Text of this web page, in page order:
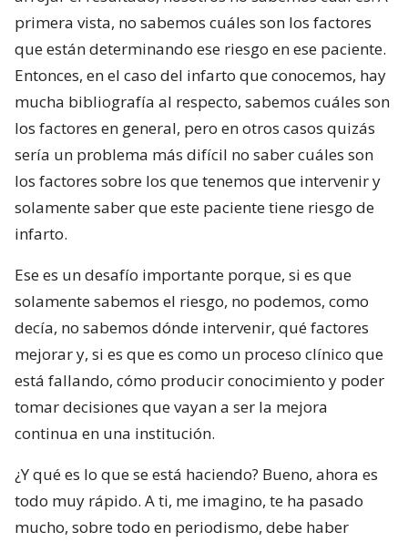
primera vista, no sabemos cuáles son los factores
que están determinando ese riesgo en ese paciente.
Entonces, en el caso del infarto que conocemos, hay
mucha bibliografía al respecto, sabemos cuáles son
los factores en general, pero en otros casos quizás
sería un problema más difícil no saber cuáles son
los factores sobre los que tenemos que intervenir y
solamente saber que este paciente tiene riesgo de
infarto.
Ese es un desafío importante porque, si es que
solamente sabemos el riesgo, no podemos, como
decía, no sabemos dónde intervenir, qué factores
mejorar y, si es que es como un proceso clínico que
está fallando, cómo producir conocimiento y poder
tomar decisiones que vayan a ser la mejora
continua en una institución.
¿Y qué es lo que se está haciendo? Bueno, ahora es
todo muy rápido. A ti, me imagino, te ha pasado
mucho, sobre todo en periodismo, debe haber